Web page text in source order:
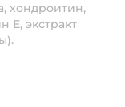
хондроитин,
Е, экстракт